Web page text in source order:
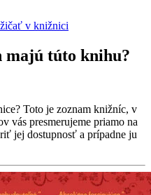
v knižnici
túto knihu?
Toto je zoznam knižníc, v
vás presmerujeme priamo na
jej dostupnosť a prípadne ju